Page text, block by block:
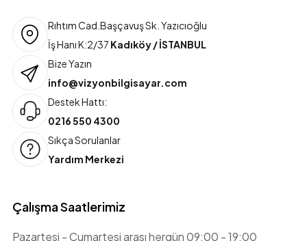
Rıhtım Cad.Başçavuş Sk. Yazıcıoğlu
İş Hanı K:2/37 Kadıköy / İSTANBUL
Bize Yazın
info@vizyonbilgisayar.com
Destek Hattı:
0216 550 4300
Sıkça Sorulanlar
Yardım Merkezi
Çalışma Saatlerimiz
Pazartesi - Cumartesi arası hergün 09:00 - 19:00